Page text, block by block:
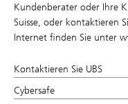
Kundenberater oder Ihre
Suisse, oder kontaktieren
Internet finden Sie unter
Kontaktieren Sie UBS
Visit
UBS
Cybersafe
Visit